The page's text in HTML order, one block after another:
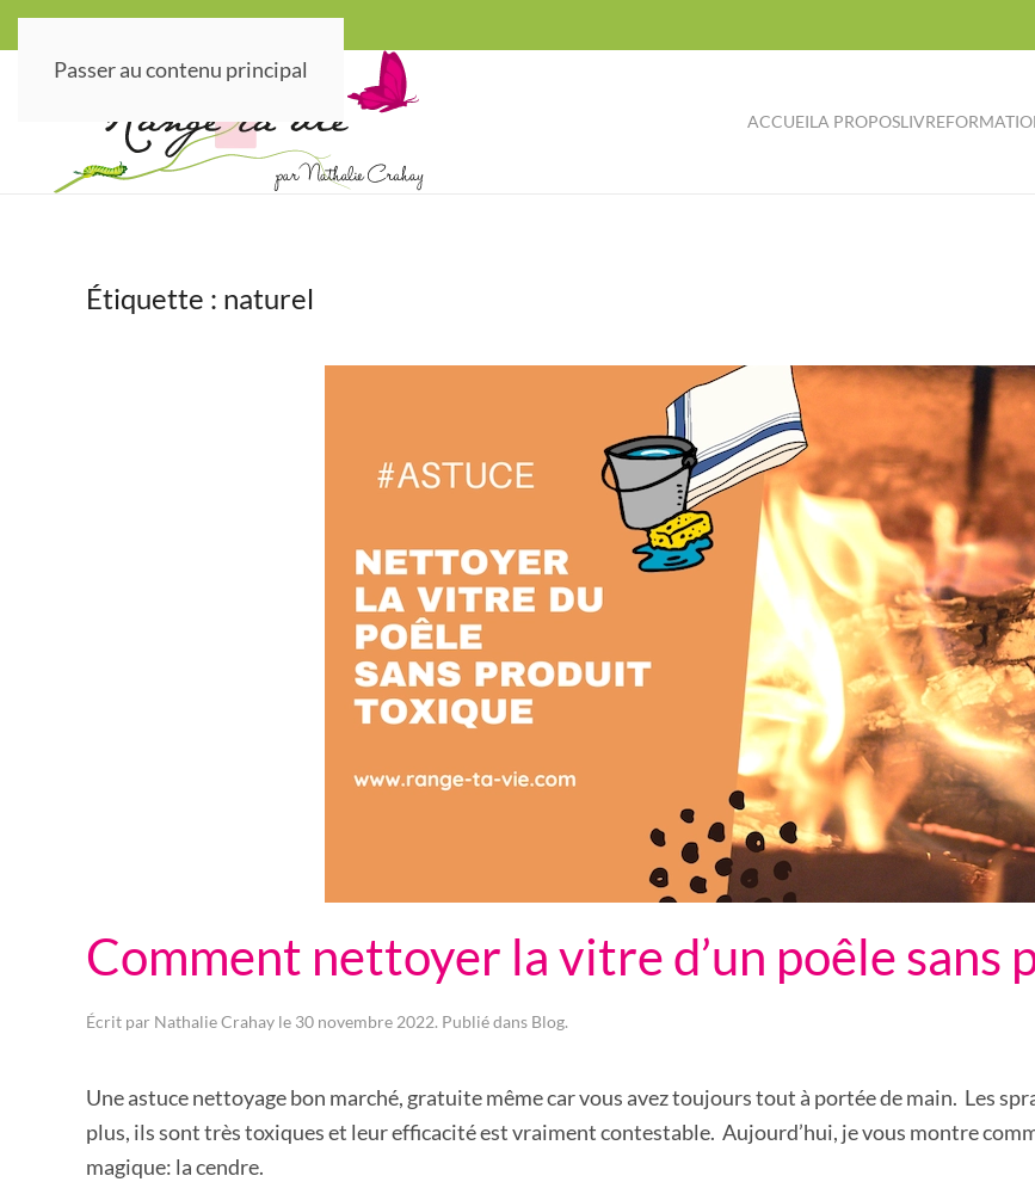
Passer au contenu principal
ACCUEILA PROPOSLIVRE
Étiquette : naturel
Comment nettoyer la vitre d’un poêle sans
Écrit par Nathalie Crahay le 30 novembre 2022. Publié dans Blog.
Une astuce nettoyage bon marché, gratuite même car vous avez toujours tout à portée de main. Les
plus, ils sont très toxiques et leur efficacité est vraiment contestable. Aujourd’hui, je vous montre
magique: la cendre.